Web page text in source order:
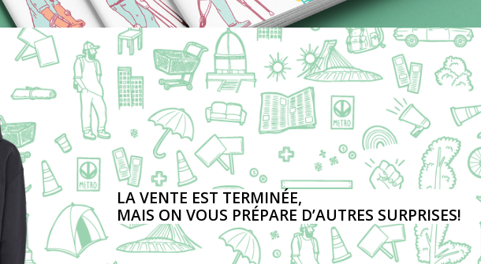
LA VENTE EST TERMINÉE,
MAIS ON VOUS PRÉPARE D’AUTRES SURPRISES!